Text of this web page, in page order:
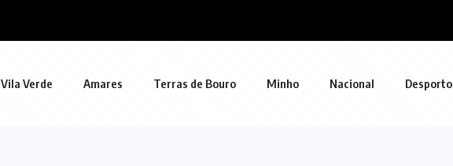
Vila Verde Amares Terras de Bouro Minho Nacional Desporto